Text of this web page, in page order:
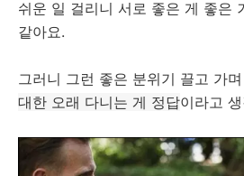
쉬운 일 걸리니 서로 좋은 게 좋은
같아요.
그러니 그런 좋은 분위기 끌고 가며
대한 오래 다니는 게 정답이라고